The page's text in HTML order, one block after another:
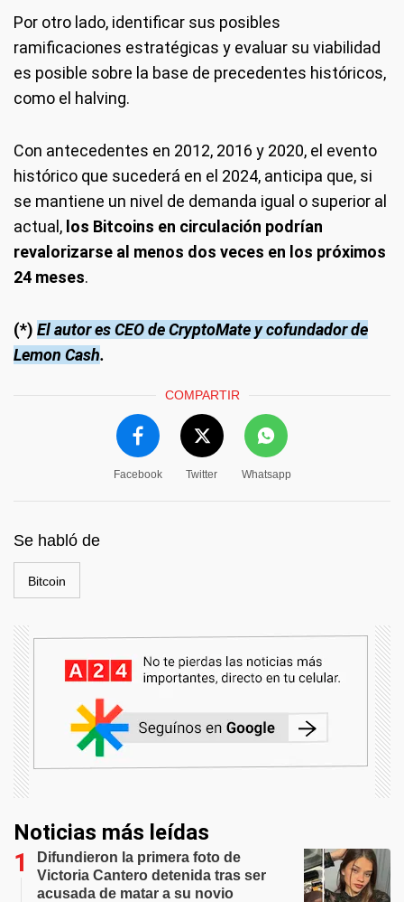
Por otro lado, identificar sus posibles
ramificaciones estratégicas y evaluar su viabilidad
es posible sobre la base de precedentes históricos,
como el halving.
Con antecedentes en 2012, 2016 y 2020, el evento
histórico que sucederá en el 2024, anticipa que, si
se mantiene un nivel de demanda igual o superior al
actual, los Bitcoins en circulación podrían
revalorizarse al menos dos veces en los próximos
24 meses.
(*) El autor es CEO de CryptoMate y cofundador de
Lemon Cash.
COMPARTIR
Facebook Twitter Whatsapp
Se habló de
Bitcoin
Noticias más leídas
Difundieron la primera foto de
Victoria Cantero detenida tras ser
acusada de matar a su novio